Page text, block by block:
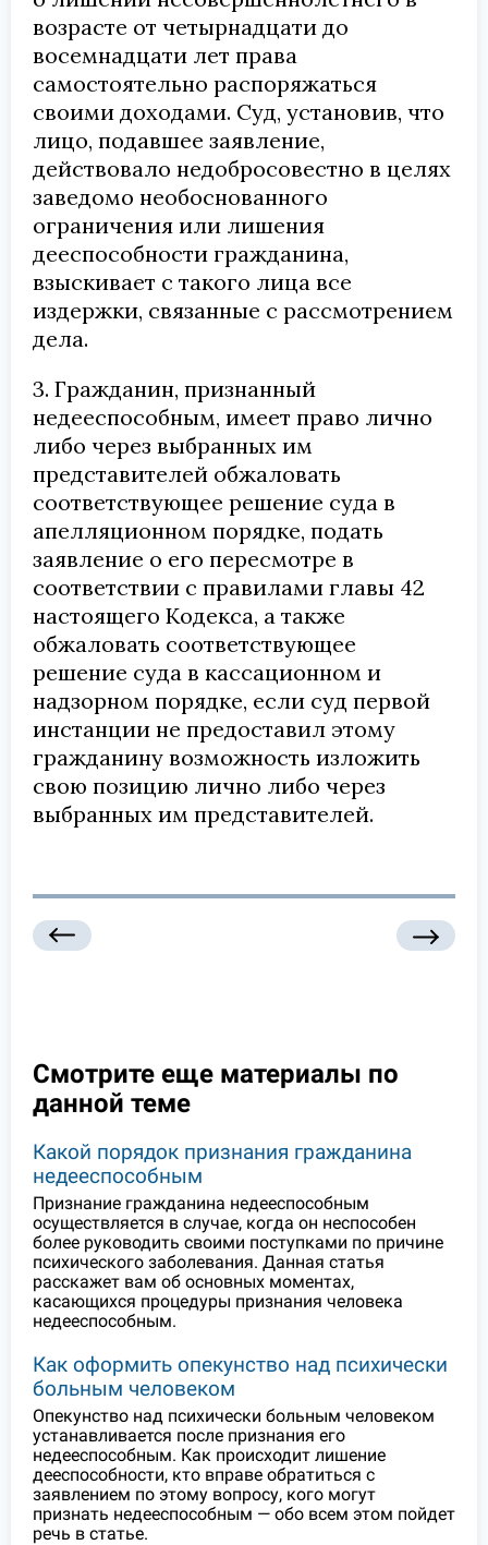
возрасте от четырнадцати до
восемнадцати лет права
самостоятельно распоряжаться
своими доходами. Суд, установив, что
лицо, подавшее заявление,
действовало недобросовестно в целях
заведомо необоснованного
ограничения или лишения
дееспособности гражданина,
взыскивает с такого лица все
издержки, связанные с рассмотрением
дела.
3. Гражданин, признанный
недееспособным, имеет право лично
либо через выбранных им
представителей обжаловать
соответствующее решение суда в
апелляционном порядке, подать
заявление о его пересмотре в
соответствии с правилами главы 42
настоящего Кодекса, а также
обжаловать соответствующее
решение суда в кассационном и
надзорном порядке, если суд первой
инстанции не предоставил этому
гражданину возможность изложить
свою позицию лично либо через
выбранных им представителей.
Смотрите еще материалы по
данной теме
Какой порядок признания гражданина
недееспособным
Признание гражданина недееспособным
осуществляется в случае, когда он неспособен
более руководить своими поступками по причине
психического заболевания. Данная статья
расскажет вам об основных моментах,
касающихся процедуры признания человека
недееспособным.
Как оформить опекунство над психически
больным человеком
Опекунство над психически больным человеком
устанавливается после признания его
недееспособным. Как происходит лишение
дееспособности, кто вправе обратиться с
заявлением по этому вопросу, кого могут
признать недееспособным — обо всем этом пойдет
речь в статье.